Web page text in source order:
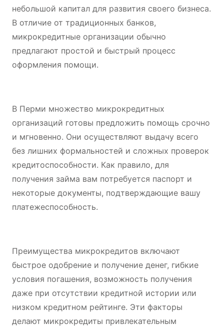
небольшой капитал для развития своего бизнеса.
В отличие от традиционных банков,
микрокредитные организации обычно
предлагают простой и быстрый процесс
оформления помощи.
В Перми множество микрокредитных
организаций готовы предложить помощь срочно
и мгновенно. Они осуществляют выдачу всего
без лишних формальностей и сложных проверок
кредитоспособности. Как правило, для
получения займа вам потребуется паспорт и
некоторые документы, подтверждающие вашу
платежеспособность.
Преимущества микрокредитов включают
быстрое одобрение и получение денег, гибкие
условия погашения, возможность получения
даже при отсутствии кредитной истории или
низком кредитном рейтинге. Эти факторы
делают микрокредиты привлекательным